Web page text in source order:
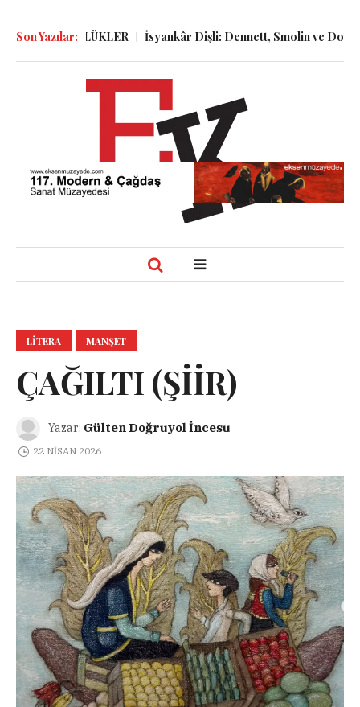
Son Yazılar:
ve GÜNLÜKLER İsyankâr Dişli: Dennett, Smolin ve
LITERA MANŞET
ÇAĞILTI (ŞİİR)
Yazar: Gülten Doğruyol İncesu
22 NISAN 2026